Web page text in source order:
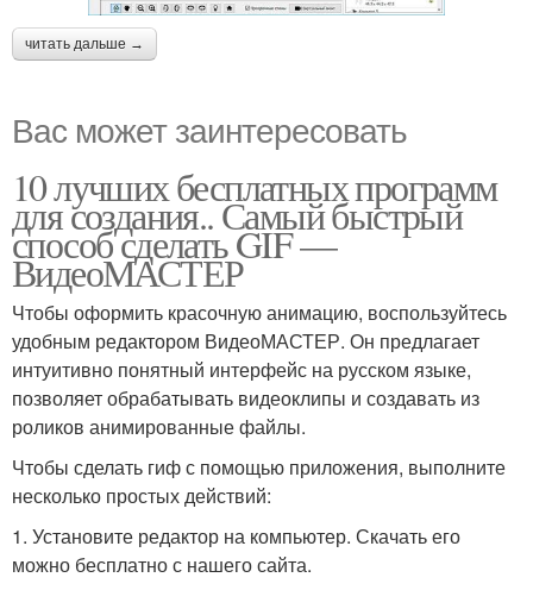
читать дальше →
Вас может заинтересовать
10 лучших бесплатных программ
для создания.. Самый быстрый
способ сделать GIF —
ВидеоМАСТЕР
Чтобы оформить красочную анимацию, воспользуйтесь
удобным редактором ВидеоМАСТЕР. Он предлагает
интуитивно понятный интерфейс на русском языке,
позволяет обрабатывать видеоклипы и создавать из
роликов анимированные файлы.
Чтобы сделать гиф с помощью приложения, выполните
несколько простых действий:
1. Установите редактор на компьютер. Скачать его
можно бесплатно с нашего сайта.